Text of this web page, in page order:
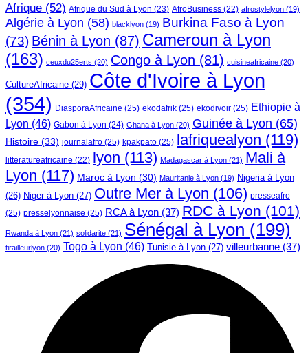
Afrique (52) Afrique du Sud à Lyon (23) AfroBusiness (22) afrostylelyon (19)
Algérie à Lyon (58) blacklyon (19) Burkina Faso à Lyon
(73) Bénin à Lyon (87) Cameroun à Lyon
(163) ceuxdu25erts (20) Congo à Lyon (81) cuisineafricaine (20)
CultureAfricaine (29) Côte d'Ivoire à Lyon
(354) DiasporaAfricaine (25) ekodafrik (25) ekodivoir (25) Ethiopie à
Lyon (46) Gabon à Lyon (24) Ghana à Lyon (20) Guinée à Lyon (65)
Histoire (33) journalafro (25) kpakpato (25) lafriquealyon (119)
litteratureafricaine (22) lyon (113) Madagascar à Lyon (21) Mali à
Lyon (117) Maroc à Lyon (30) Mauritanie à Lyon (19) Nigeria à Lyon
(26) Niger à Lyon (27) Outre Mer à Lyon (106) presseafro
(25) presselyonnaise (25) RCA à Lyon (37) RDC à Lyon (101)
Rwanda à Lyon (21) solidarite (21) Sénégal à Lyon (199)
tirailleurlyon (20) Togo à Lyon (46) Tunisie à Lyon (27) villeurbanne (37)